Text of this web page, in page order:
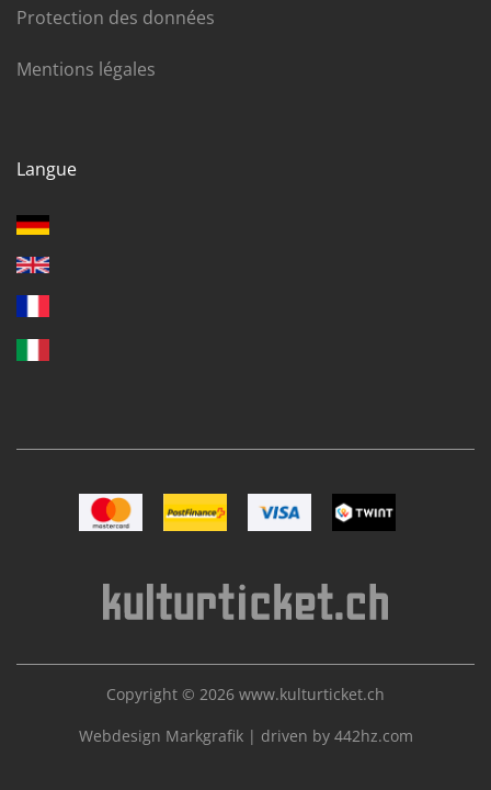
Protection des données
Mentions légales
Langue
Image MastercardImage Postfinance
Image VISAImage TWINT
Copyright © 2026 www.kulturticket.ch
Webdesign Markgrafik | driven by 442hz.com